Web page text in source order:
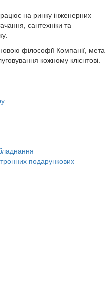
на ринку інженерних
сантехніки та
філософії Компанії, мета –
кожному клієнтові.
подарункових